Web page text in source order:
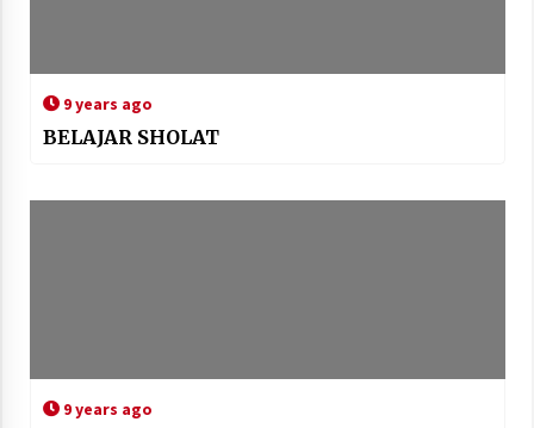
9 years ago
BELAJAR SHOLAT
9 years ago